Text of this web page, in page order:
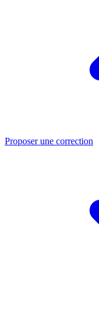
Proposer une correction